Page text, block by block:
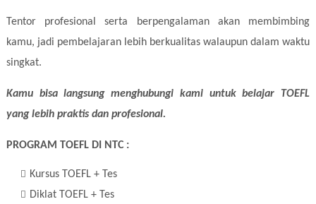
Tentor profesional serta berpengalaman akan membimbing
kamu, jadi pembelajaran lebih berkualitas walaupun dalam waktu
singkat.
Kamu bisa langsung menghubungi kami untuk belajar TOEFL
yang lebih praktis dan profesional.
PROGRAM TOEFL DI NTC :
Kursus TOEFL + Tes
Diklat TOEFL + Tes